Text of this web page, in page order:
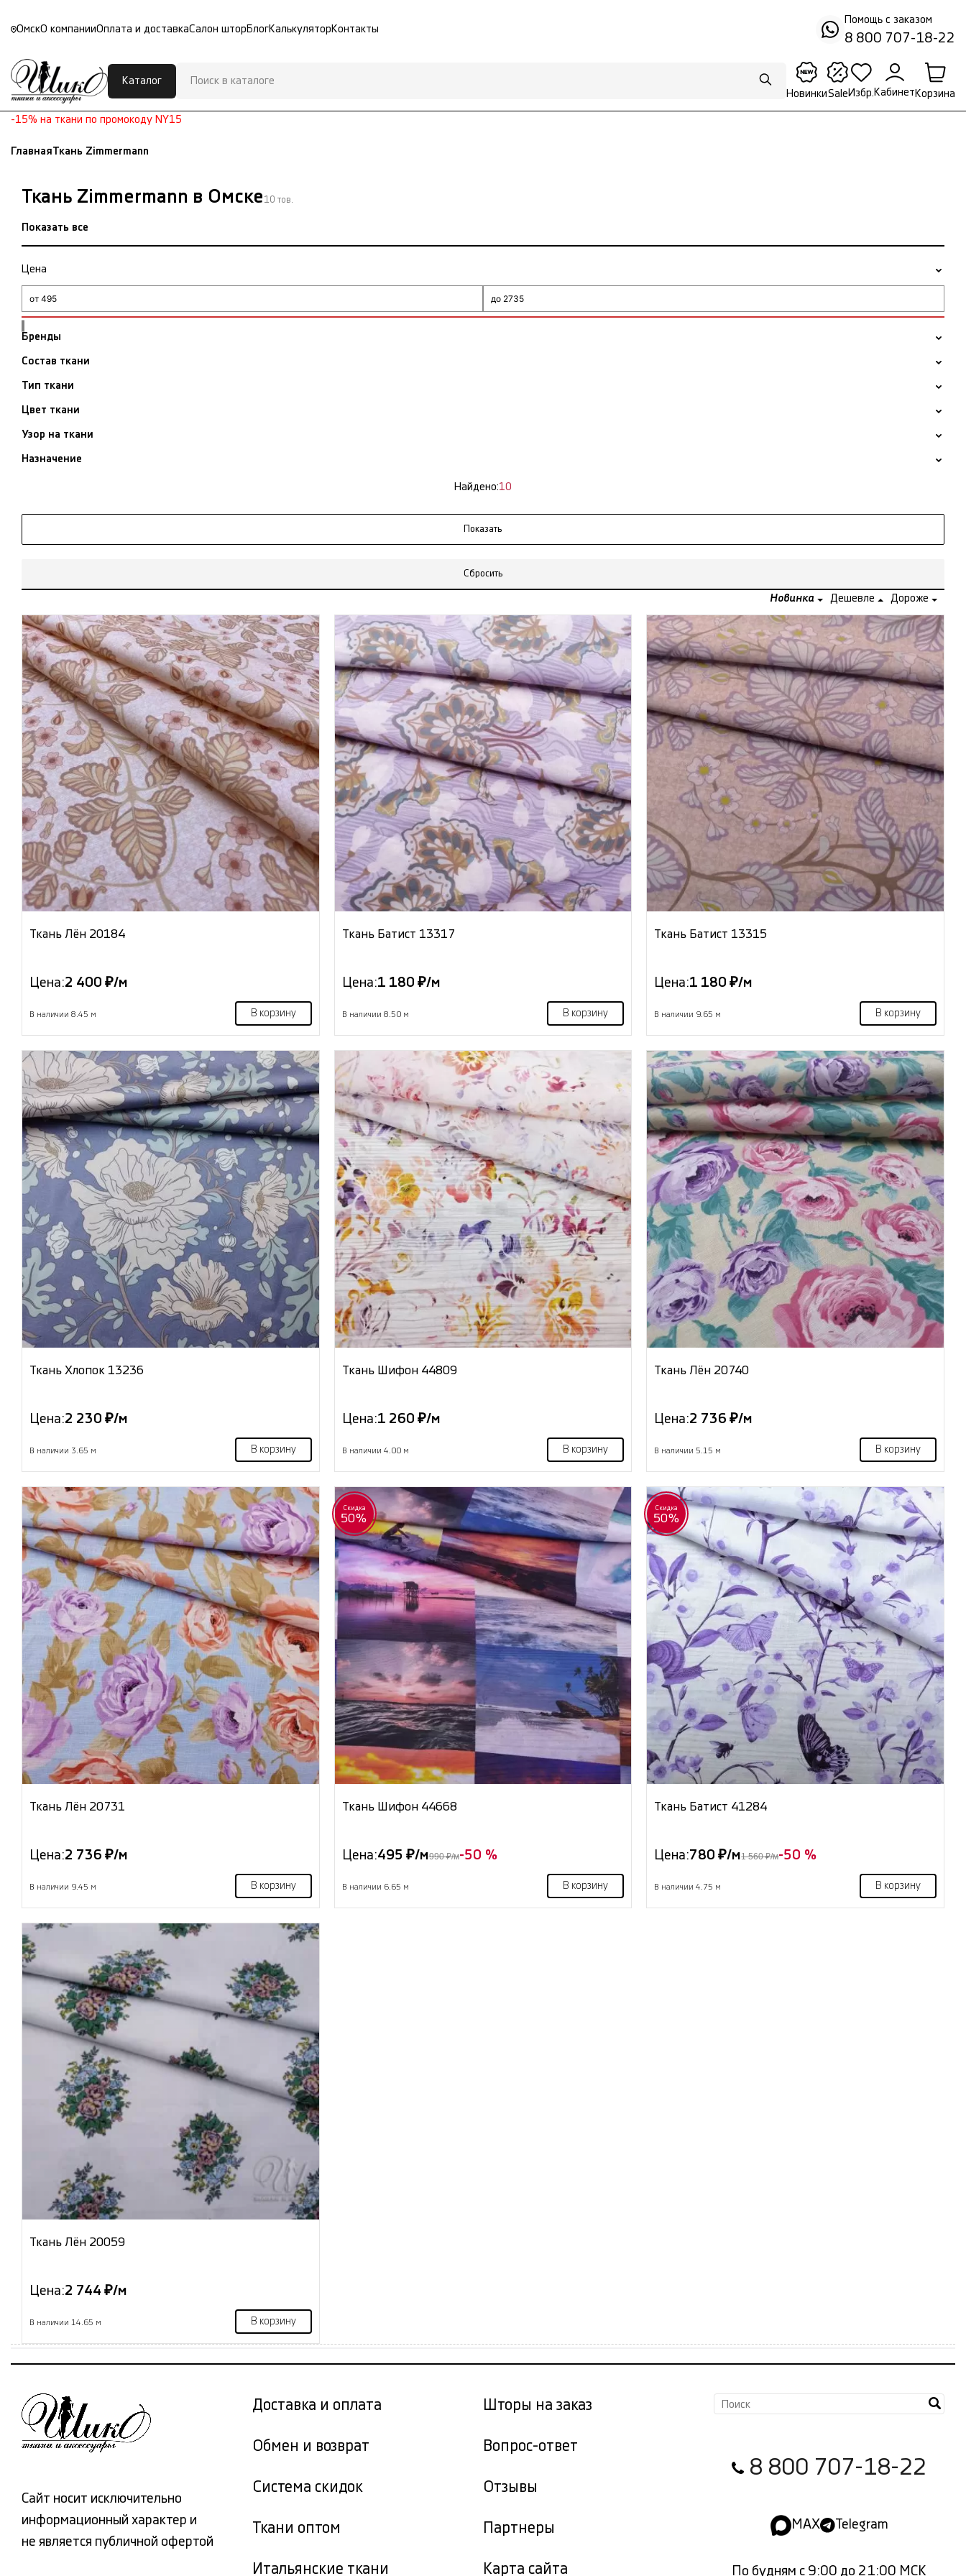
ОмскО компанииОплата и доставкаСалон штор БлогКалькулятор Контакты
Помощь с заказом
8 800 707-18-22
Каталог
НовинкиSale Избр. Кабинет Корзина
-15% на ткани по промокоду NY15
ГлавнаяТкань Zimmermann
Ткань Zimmermann в Омске 10 тов.
Показать все
Цена
Бренды
Состав ткани
Тип ткани
Цвет ткани
Узор на ткани
Назначение
Найдено:10
Сбросить
Новинка Дешевле Дороже
Ткань Лён 20184
Цена:2 400 ₽/м
В наличии 8.45 м В корзину
Ткань Батист 13317
Цена:1 180 ₽/м
В наличии 8.50 м В корзину
Ткань Батист 13315
Цена:1 180 ₽/м
В наличии 9.65 м В корзину
Ткань Хлопок 13236
Цена:2 230 ₽/м
В наличии 3.65 м В корзину
Ткань Шифон 44809
Цена:1 260 ₽/м
В наличии 4.00 м В корзину
Ткань Лён 20740
Цена:2 736 ₽/м
В наличии 5.15 м В корзину
Ткань Лён 20731
Цена:2 736 ₽/м
В наличии 9.45 м В корзину
Скидка
50%
Ткань Шифон 44668
Цена:495 ₽/м990 ₽/м-50 %
В наличии 6.65 м В корзину
Скидка
50%
Ткань Батист 41284
Цена:780 ₽/м1 560 ₽/м-50 %
В наличии 4.75 м В корзину
Ткань Лён 20059
Цена:2 744 ₽/м
В наличии 14.65 м В корзину
Сайт носит исключительно
информационный характер и
не является публичной офертой
Доставка и оплата
Обмен и возврат
Система скидок
Ткани оптом
Итальянские ткани
Шторы на заказ
Вопрос-ответ
Отзывы
Партнеры
Карта сайта
8 800 707-18-22
MAX Telegram
По будням с 9:00 до 21:00 МСК